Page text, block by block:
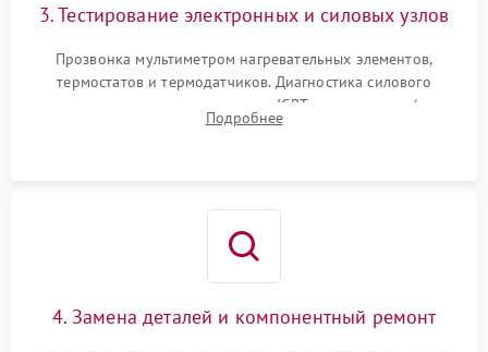
3. Тестирование электронных и силовых узлов
Прозвонка мультиметром нагревательных элементов,
термостатов и термодатчиков. Диагностика силового
модуля, реле, диодных мостов и IGBT-транзисторов (для
индукции). Проверка кранов и газ-контроля (для газовых
Подробнее
4. Замена деталей и компонентный ремонт